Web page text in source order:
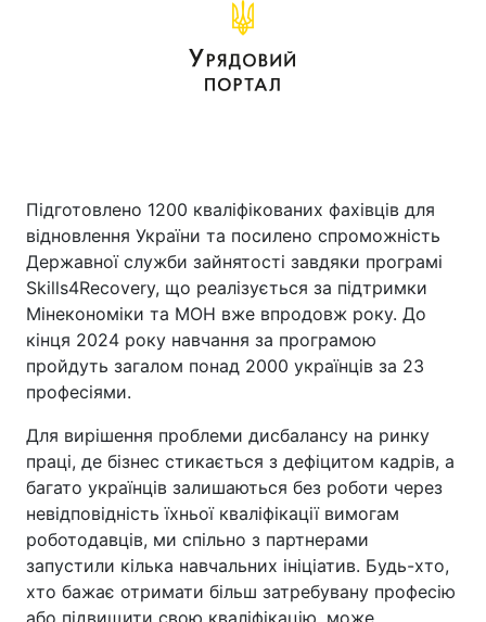
Підготовлено 1200 кваліфікованих фахівців для
відновлення України та посилено спроможність
Державної служби зайнятості завдяки програмі
Skills4Recovery, що реалізується за підтримки
Мінекономіки та МОН вже впродовж року. До
кінця 2024 року навчання за програмою
пройдуть загалом понад 2000 українців за 23
професіями.
Для вирішення проблеми дисбалансу на ринку
праці, де бізнес стикається з дефіцитом кадрів, а
багато українців залишаються без роботи через
невідповідність їхньої кваліфікації вимогам
роботодавців, ми спільно з партнерами
запустили кілька навчальних ініціатив. Будь-хто,
хто бажає отримати більш затребувану професію
або підвищити свою кваліфікацію, може